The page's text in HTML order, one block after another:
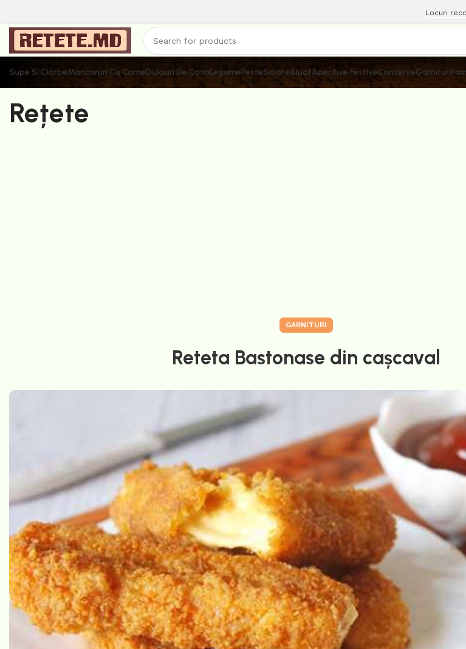
Locuri
Supe Si CiorbeMancaruri Cu CarneDulciuri De CasaLegumePesteSalateAluatAperitive FestiveConserveGarnituri
Rețete
GARNITURI
Reteta Bastonase din cașcaval